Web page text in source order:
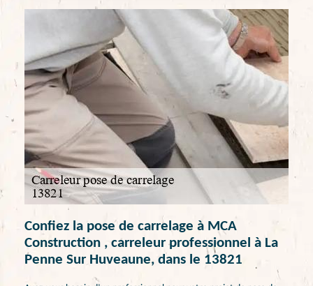
Confiez la pose de carrelage à MCA
Construction , carreleur professionnel à La
Penne Sur Huveaune, dans le 13821